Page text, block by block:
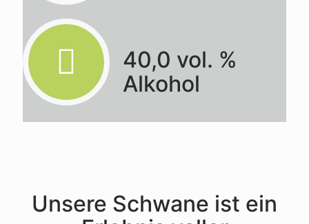
40,0 vol. %
Alkohol
Unsere Schwane ist ein